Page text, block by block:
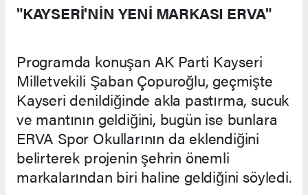
"KAYSERİ'NİN YENİ MARKASI ERVA"
Programda konuşan AK Parti Kayseri
Milletvekili Şaban Çopuroğlu, geçmişte
Kayseri denildiğinde akla pastırma, sucuk
ve mantının geldiğini, bugün ise bunlara
ERVA Spor Okullarının da eklendiğini
belirterek projenin şehrin önemli
markalarından biri haline geldiğini söyledi.